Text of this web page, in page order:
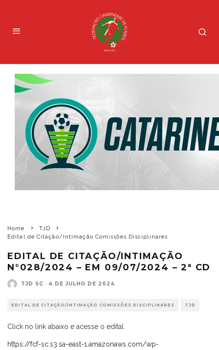
Home
TJD
Edital de Citação/Intimação Comissões Disciplinares
EDITAL DE CITAÇÃO/INTIMAÇÃO
N°028/2024 – EM 09/07/2024 – 2ª CD
TJD SC · 4 DE JULHO DE 2024
EDITAL DE CITAÇÃO/INTIMAÇÃO COMISSÕES DISCIPLINARES TJD
Click no link abaixo e acesse o edital.
https://fcf-sc.s3.sa-east-1.amazonaws.com/wp-